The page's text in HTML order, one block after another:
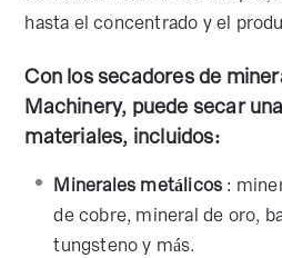
hasta el concentrado y el
Con los secadores de
Machinery, puede secar
materiales, incluidos:
Minerales metálicos :
de cobre, mineral de oro,
tungsteno y más.